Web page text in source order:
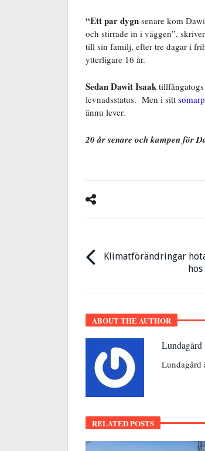
“Ett par dygn senare kom
och stirrade in i väggen”,
till sin familj, efter tre dagar i
ytterligare 16 år.
Sedan Dawit Isaak
levnadsstatus. Men i sitt
ännu lever.
20 år senare och kampen för
Klimatförändringar
ABOUT THE AUTHOR
Lundagård
Lundagård
RELATED POSTS